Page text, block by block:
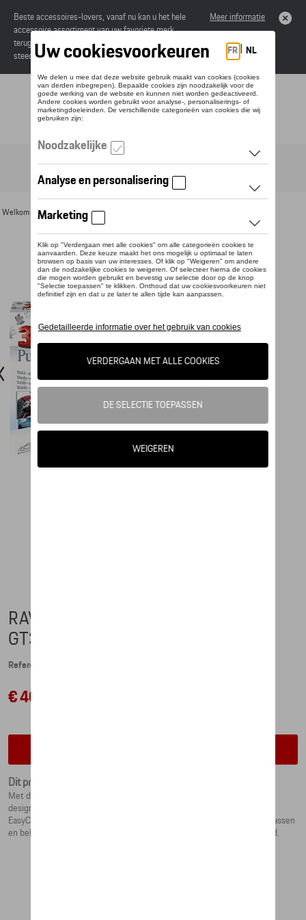
Beste accessoires-lovers, vanaf nu kan u het hele
accessoire assortiment van uw favoriete merk
terugvinden in de online catalogus. Deze kunnen
steeds besteld worden via uw dealer.
Meer informatie
Toggle navigation
Welkom >Voor u >Voor kinderen
RAVENSBURGER 3D PUZZLE – 911
GT3 CUP
Referentie: WAP0400040MPCS
€ 40,67
Dit product is momenteel niet op stock
Met de 3D-puzzel van de 911 GT3 Cup in het legendarische Salzburg-
design is plezier voor Porsche- en puzzelfans gegarandeerd. Dankzij de
EasyClick-technologie zijn de 108 onderdelen eenvoudig in elkaar te passen
en beloven ze een echte motorsportrush voor coureurs van jong en oud.